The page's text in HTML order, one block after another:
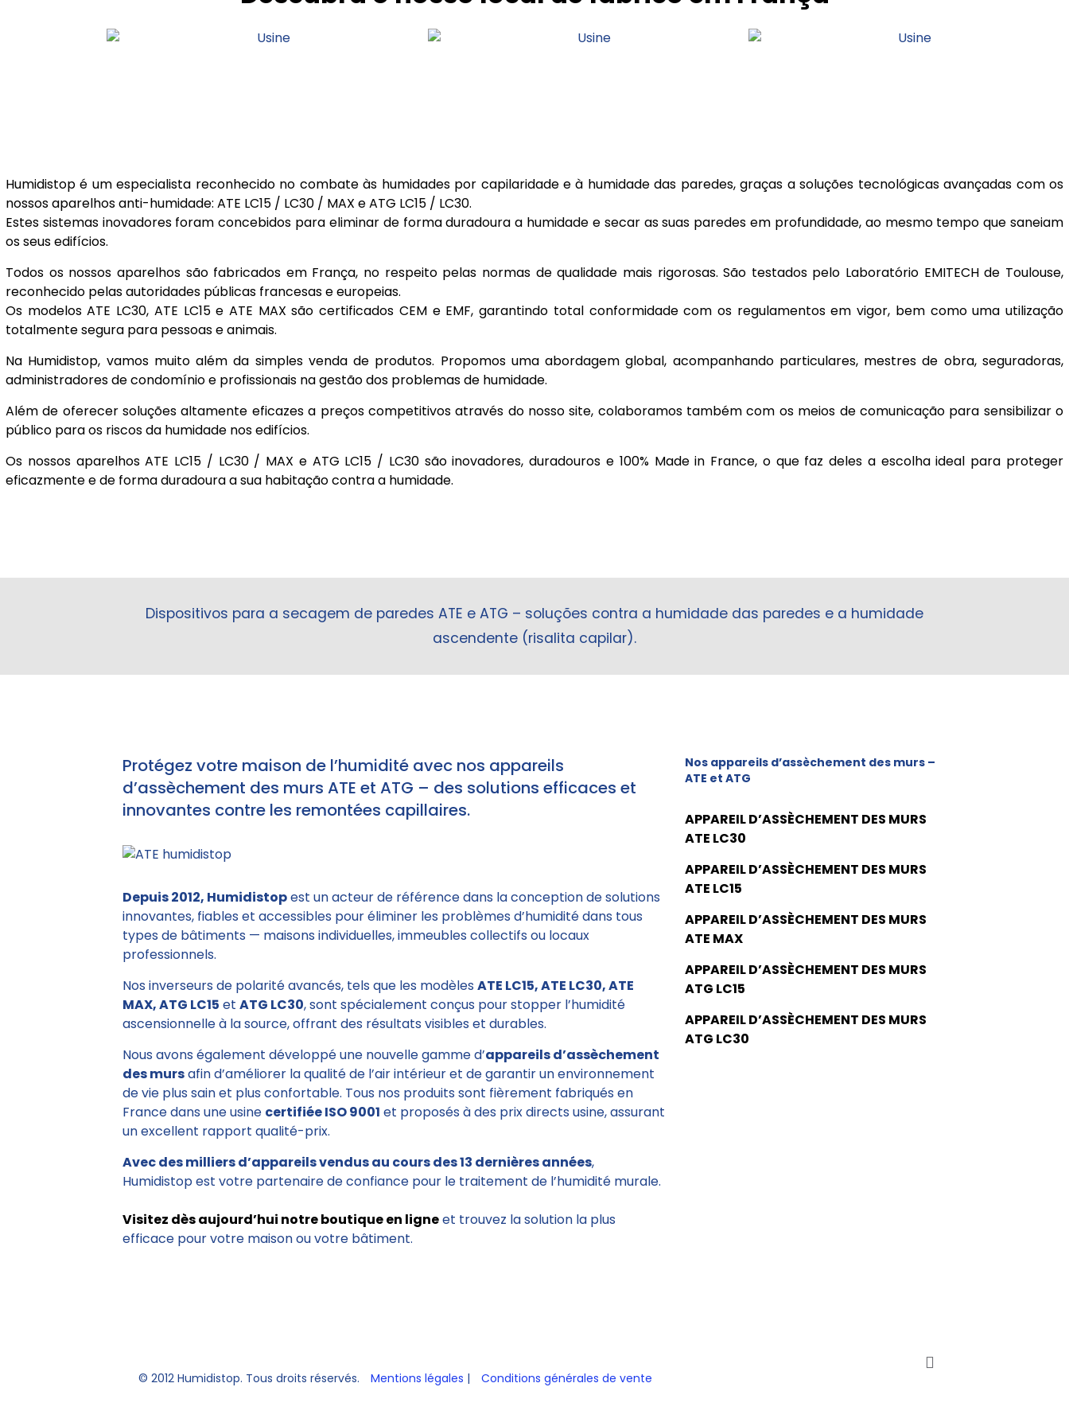
Humidistop é um especialista reconhecido no combate às humidades por capilaridade e à humidade das paredes, graças a soluções tecnológicas avançadas com os
nossos aparelhos anti-humidade: ATE LC15 / LC30 / MAX e ATG LC15 / LC30.
Estes sistemas inovadores foram concebidos para eliminar de forma duradoura a humidade e secar as suas paredes em profundidade, ao mesmo tempo que saneiam
os seus edifícios.
Todos os nossos aparelhos são fabricados em França, no respeito pelas normas de qualidade mais rigorosas. São testados pelo Laboratório EMITECH de Toulouse,
reconhecido pelas autoridades públicas francesas e europeias.
Os modelos ATE LC30, ATE LC15 e ATE MAX são certificados CEM e EMF, garantindo total conformidade com os regulamentos em vigor, bem como uma utilização
totalmente segura para pessoas e animais.
Na Humidistop, vamos muito além da simples venda de produtos. Propomos uma abordagem global, acompanhando particulares, mestres de obra, seguradoras,
administradores de condomínio e profissionais na gestão dos problemas de humidade.
Além de oferecer soluções altamente eficazes a preços competitivos através do nosso site, colaboramos também com os meios de comunicação para sensibilizar o
público para os riscos da humidade nos edifícios.
Os nossos aparelhos ATE LC15 / LC30 / MAX e ATG LC15 / LC30 são inovadores, duradouros e 100% Made in France, o que faz deles a escolha ideal para proteger
eficazmente e de forma duradoura a sua habitação contra a humidade.
Dispositivos para a secagem de paredes ATE e ATG – soluções contra a humidade das paredes e a humidade
ascendente (risalita capilar).
Protégez votre maison de l’humidité avec nos appareils
d’assèchement des murs ATE et ATG – des solutions efficaces et
innovantes contre les remontées capillaires.
Depuis 2012, Humidistopest un acteur de référence dans la conception de solutions
innovantes, fiables et accessibles pour éliminer les problèmes d’humidité dans tous
types de bâtiments — maisons individuelles, immeubles collectifs ou locaux
professionnels.
Nos inverseurs de polarité avancés, tels que les modèles ATE LC15, ATE LC30, ATE
MAX, ATG LC15 et ATG LC30, sont spécialement conçus pour stopper l’humidité
ascensionnelle à la source, offrant des résultats visibles et durables.
Nous avons également développé une nouvelle gamme d’appareils d’assèchement
des mursafin d’améliorer la qualité de l’air intérieur et de garantir un environnement
de vie plus sain et plus confortable. Tous nos produits sont fièrement fabriqués en
France dans une usine certifiée ISO 9001 et proposés à des prix directs usine, assurant
un excellent rapport qualité-prix.
Avec des milliers d’appareils vendus au cours des 13 dernières années,
Humidistop est votre partenaire de confiance pour le traitement de l’humidité murale.
Visitez dès aujourd’hui notre boutique en ligneet trouvez la solution la plus
efficace pour votre maison ou votre bâtiment.
Nos appareils d’assèchement des murs –
ATE et ATG
APPAREIL D’ASSÈCHEMENT DES MURS
ATE LC30
APPAREIL D’ASSÈCHEMENT DES MURS
ATE LC15
APPAREIL D’ASSÈCHEMENT DES MURS
ATE MAX
APPAREIL D’ASSÈCHEMENT DES MURS
ATG LC15
APPAREIL D’ASSÈCHEMENT DES MURS
ATG LC30
© 2012 Humidistop. Tous droits réservés. Mentions légales | Conditions générales de vente